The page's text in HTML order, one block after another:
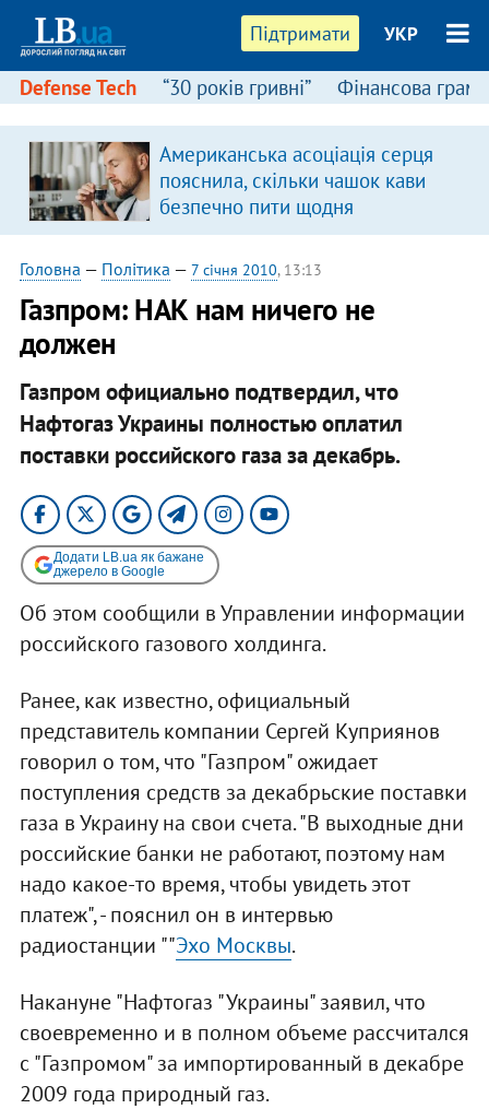
Підтримати УКР
Defense Tech “30 років гривні” Фінансова
Американська асоціація серця
пояснила, скільки чашок кави
безпечно пити щодня
Головна — Політика — 7 січня 2010, 13:13
Газпром: НАК нам ничего не
должен
Газпром официально подтвердил, что
Нафтогаз Украины полностью оплатил
поставки российского газа за декабрь.
Додати LB.ua як бажане
джерело в Google
Об этом сообщили в Управлении информации
российского газового холдинга.
Ранее, как известно, официальный
представитель компании Сергей Куприянов
говорил о том, что "Газпром" ожидает
поступления средств за декабрьские поставки
газа в Украину на свои счета. "В выходные дни
российские банки не работают, поэтому нам
надо какое-то время, чтобы увидеть этот
платеж", - пояснил он в интервью
радиостанции ""Эхо Москвы.
Накануне "Нафтогаз "Украины" заявил, что
своевременно и в полном объеме рассчитался
с "Газпромом" за импортированный в декабре
2009 года природный газ.